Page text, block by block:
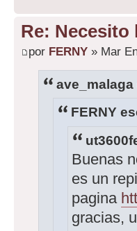
Re: Necesito
por FERNY » Mar
FERNY
Buenas
es un
pagina
gracias,